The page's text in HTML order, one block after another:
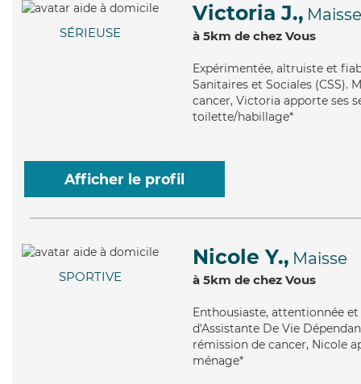
SÉRIEUSE
Victoria J., Maisse
à 5km de chez Vous
Expérimentée, altruiste et
Sanitaires et Sociales (CSS).
cancer, Victoria apporte ses
toilette/habillage*
Afficher le profil
SPORTIVE
Nicole Y., Maisse
à 5km de chez Vous
Enthousiaste, attentionnée et
d'Assistante De Vie
rémission de cancer, Nicole
ménage*